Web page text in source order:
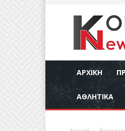
ΑΡΧΙΚΉ
ΑΘΛΗΤΙΚΆ